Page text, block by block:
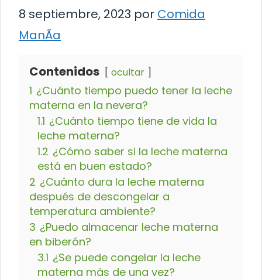
8 septiembre, 2023 por Comida
ManÃ­a
Contenidos ocultar
1 ¿Cuánto tiempo puedo tener la leche
materna en la nevera?
1.1 ¿Cuánto tiempo tiene de vida la
leche materna?
1.2 ¿Cómo saber si la leche materna
está en buen estado?
2 ¿Cuánto dura la leche materna
después de descongelar a
temperatura ambiente?
3 ¿Puedo almacenar leche materna
en biberón?
3.1 ¿Se puede congelar la leche
materna más de una vez?